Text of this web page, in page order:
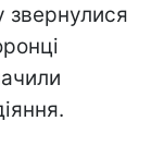
звернулися